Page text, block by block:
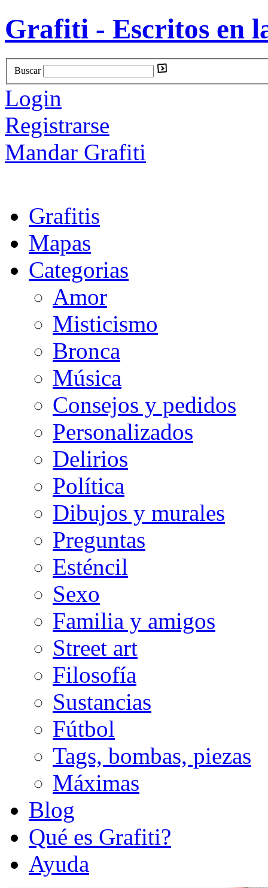
Grafiti - Escritos en
Buscar
Login
Registrarse
Mandar Grafiti
Grafitis
Mapas
Categorias
Amor
Misticismo
Bronca
Música
Consejos y pedidos
Personalizados
Delirios
Política
Dibujos y murales
Preguntas
Esténcil
Sexo
Familia y amigos
Street art
Filosofía
Sustancias
Fútbol
Tags, bombas, piezas
Máximas
Blog
Qué es Grafiti?
Ayuda